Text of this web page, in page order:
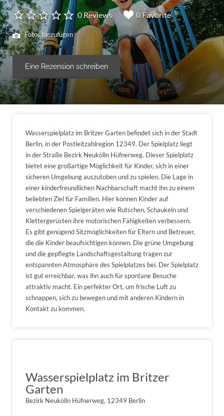
0 Reviews 0 Favorite
Fotos hinzufügen
Eine Rezension schreiben
Wasserspielplatz im Britzer Garten befindet sich in der Stadt
Berlin, in der Postleitzahlregion 12349. Der Spielplatz liegt
in der Straße Bezirk Neukölln Hüfnerweg. Dieser Spielplatz
bietet eine großartige Möglichkeit für Kinder, sich in einer
sicheren Umgebung auszutoben und zu spielen. Die Lage in
einer kinderfreundlichen Nachbarschaft macht ihn zu einem
beliebten Ziel für Familien. Hier können Kinder auf
verschiedenen Spielgeräten wie Rutschen, Schaukeln und
Klettergerüsten ihre motorischen Fähigkeiten verbessern.
Es gibt genügend Sitzmöglichkeiten für Eltern und Betreuer,
die die Kinder beaufsichtigen können. Die grüne Umgebung
und die gepflegte Landschaftsgestaltung tragen zur
entspannten Atmosphäre des Spielplatzes bei. Der Spielplatz
ist gut erreichbar, was ihn auch für spontane Besuche
attraktiv macht. Ein perfekter Ort, um frische Luft zu
schnappen, sich zu bewegen und mit anderen Kindern in
Kontakt zu kommen.
Wasserspielplatz im Britzer
Garten
Bezirk Neukölln Hüfnerweg, 12349 Berlin